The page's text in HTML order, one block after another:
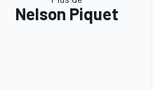
Nelson Piquet